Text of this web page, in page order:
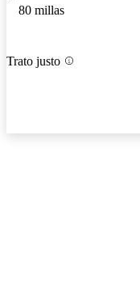
80 millas
Trato justo